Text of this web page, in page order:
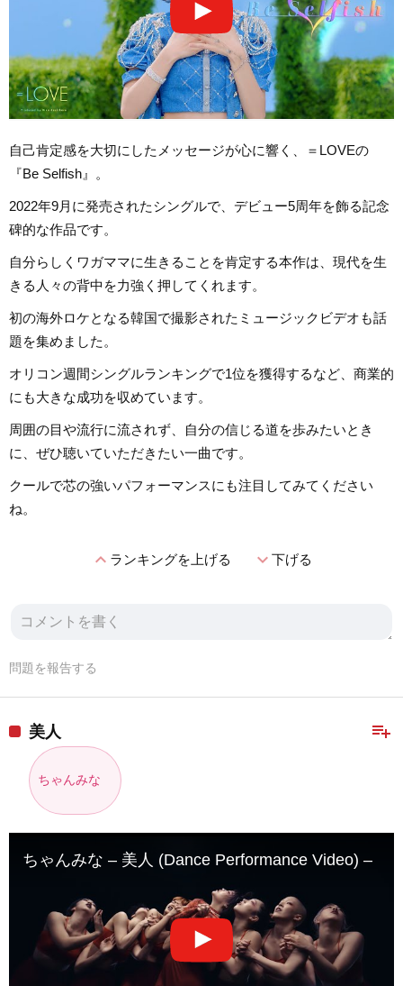
自己肯定感を大切にしたメッセージが心に響く、＝LOVEの
『Be Selfish』。
2022年9月に発売されたシングルで、デビュー5周年を飾る記念
碑的な作品です。
自分らしくワガママに生きることを肯定する本作は、現代を生
きる人々の背中を力強く押してくれます。
初の海外ロケとなる韓国で撮影されたミュージックビデオも話
題を集めました。
オリコン週間シングルランキングで1位を獲得するなど、商業的
にも大きな成功を収めています。
周囲の目や流行に流されず、自分の信じる道を歩みたいとき
に、ぜひ聴いていただきたい一曲です。
クールで芯の強いパフォーマンスにも注目してみてください
ね。
expand_lessランキングを上げる expand_more下げる
問題を報告する
playlist_add
美人
ちゃんみな
ちゃんみな – 美人 (Dance Performance Video) –